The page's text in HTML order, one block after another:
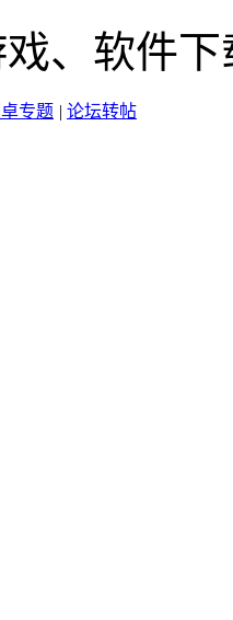
、软件下
专题 | 论坛转帖